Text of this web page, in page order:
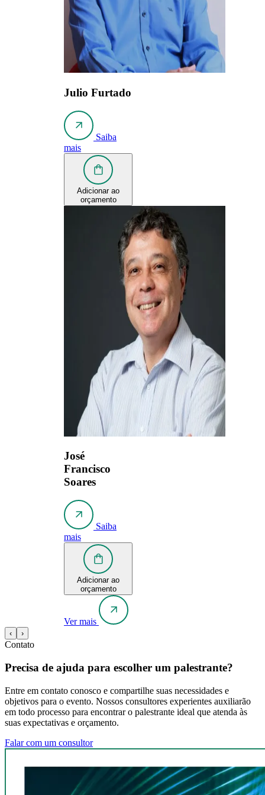
Julio Furtado
Saiba
mais
Adicionar ao
orçamento
José
Francisco
Soares
Saiba
mais
Adicionar ao
orçamento
Ver mais
‹ ›
Contato
Precisa de ajuda para escolher um palestrante?
Entre em contato conosco e compartilhe suas necessidades e
objetivos para o evento. Nossos consultores experientes auxiliarão
em todo processo para encontrar o palestrante ideal que atenda às
suas expectativas e orçamento.
Falar com um consultor